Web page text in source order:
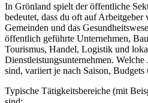
In Grönland spielt der öffentliche
bedeutet, dass du oft auf
Gemeinden und das
öffentlich geführte Unternehmen,
Tourismus, Handel, Logistik und
Dienstleistungsunternehmen.
sind, variiert je nach Saison,
Typische Tätigkeitsbereiche (mit